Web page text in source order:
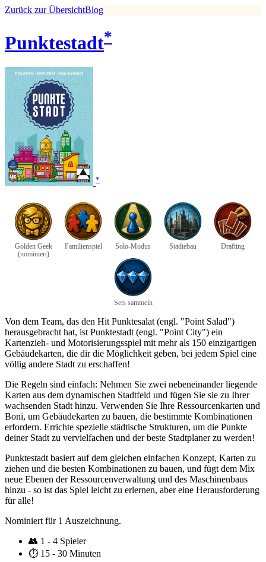
Zurück zur ÜbersichtBlog
Punktestadt*
*
Golden Geek
(nominiert)
Familienspiel Solo-Modus Städtebau Drafting
Sets sammeln
Von dem Team, das den Hit Punktesalat (engl. "Point Salad")
herausgebracht hat, ist Punktestadt (engl. "Point City") ein
Kartenzieh- und Motorisierungsspiel mit mehr als 150 einzigartigen
Gebäudekarten, die dir die Möglichkeit geben, bei jedem Spiel eine
völlig andere Stadt zu erschaffen!
Die Regeln sind einfach: Nehmen Sie zwei nebeneinander liegende
Karten aus dem dynamischen Stadtfeld und fügen Sie sie zu Ihrer
wachsenden Stadt hinzu. Verwenden Sie Ihre Ressourcenkarten und
Boni, um Gebäudekarten zu bauen, die bestimmte Kombinationen
erfordern. Errichte spezielle städtische Strukturen, um die Punkte
deiner Stadt zu vervielfachen und der beste Stadtplaner zu werden!
Punktestadt basiert auf dem gleichen einfachen Konzept, Karten zu
ziehen und die besten Kombinationen zu bauen, und fügt dem Mix
neue Ebenen der Ressourcenverwaltung und des Maschinenbaus
hinzu - so ist das Spiel leicht zu erlernen, aber eine Herausforderung
für alle!
Nominiert für 1 Auszeichnung.
👥 1 - 4 Spieler
⏱️ 15 - 30 Minuten